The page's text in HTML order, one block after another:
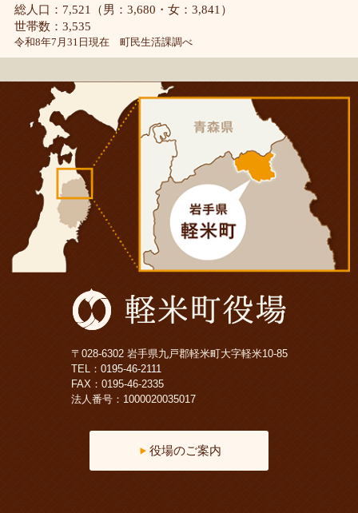
総人口：7,521（男：3,680・女：3,841）
世帯数：3,535
令和8年7月31日現在 町民生活課調べ
〒028-6302 岩手県九戸郡軽米町大字軽米10-85
TEL： 0195-46-2111
FAX：0195-46-2335
法人番号：1000020035017
役場のご案内